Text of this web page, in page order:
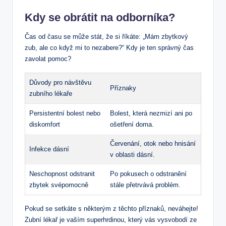
Kdy se obrátit na odborníka?
Čas od času se může stát, že si říkáte: „Mám zbytkový
zub, ale co když mi to nezabere?“ Kdy je ten správný čas
zavolat pomoc?
Důvody pro návštěvu
zubního lékaře
Příznaky
Persistentní bolest nebo
diskomfort
Bolest, která nezmizí ani po
ošetření doma.
Infekce dásní
Červenání, otok nebo hnisání
v oblasti dásní.
Neschopnost odstranit
zbytek svépomocně
Po pokusech o odstranění
stále přetrvává problém.
Pokud se setkáte s některým z těchto příznaků, neváhejte!
Zubní lékař je vaším superhrdinou, který vás vysvobodí ze